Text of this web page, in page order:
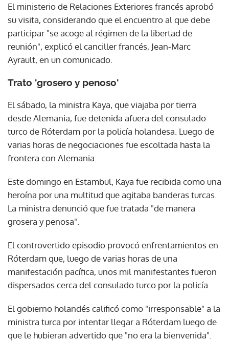
El ministerio de Relaciones Exteriores francés aprobó
su visita, considerando que el encuentro al que debe
participar "se acoge al régimen de la libertad de
reunión", explicó el canciller francés, Jean-Marc
Ayrault, en un comunicado.
Trato 'grosero y penoso'
El sábado, la ministra Kaya, que viajaba por tierra
desde Alemania, fue detenida afuera del consulado
turco de Róterdam por la policía holandesa. Luego de
varias horas de negociaciones fue escoltada hasta la
frontera con Alemania.
Este domingo en Estambul, Kaya fue recibida como una
heroína por una multitud que agitaba banderas turcas.
La ministra denunció que fue tratada "de manera
grosera y penosa".
El controvertido episodio provocó enfrentamientos en
Róterdam que, luego de varias horas de una
manifestación pacífica, unos mil manifestantes fueron
dispersados cerca del consulado turco por la policía.
El gobierno holandés calificó como "irresponsable" a la
ministra turca por intentar llegar a Róterdam luego de
que le hubieran advertido que "no era la bienvenida".